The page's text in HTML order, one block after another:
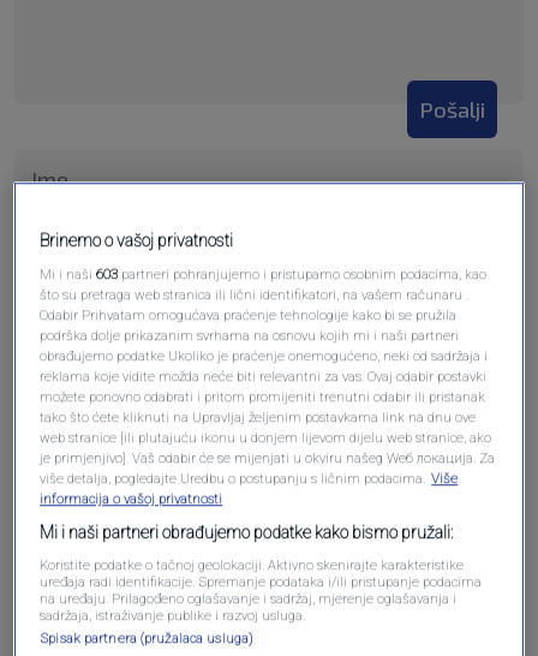
Pošalji
Oglas
Brinemo o vašoj privatnosti
Mi i naši603 partneri pohranjujemo i pristupamo osobnim podacima, kao
što su pretraga web stranica ili lični identifikatori, na vašem računaru .
Odabir Prihvatam omogućava praćenje tehnologije kako bi se pružila
podrška dolje prikazanim svrhama na osnovu kojih mi i naši partneri
obrađujemo podatke Ukoliko je praćenje onemogućeno, neki od sadržaja i
reklama koje vidite možda neće biti relevantni za vas. Ovaj odabir postavki
možete ponovno odabrati i pritom promijeniti trenutni odabir ili pristanak
tako što ćete kliknuti na Upravljaj željenim postavkama link na dnu ove
web stranice [ili plutajuću ikonu u donjem lijevom dijelu web stranice, ako
je primjenjivo]. Vaš odabir će se mijenjati u okviru našeg Wеб локација. Za
više detalja, pogledajte Uredbu o postupanju s ličnim podacima. Više
informacija o vašoj privatnosti
Mi i naši partneri obrađujemo podatke kako bismo pružali:
Koristite podatke o tačnoj geolokaciji. Aktivno skenirajte karakteristike
uređaja radi identifikacije. Spremanje podataka i/ili pristupanje podacima
na uređaju. Prilagođeno oglašavanje i sadržaj, mjerenje oglašavanja i
sadržaja, istraživanje publike i razvoj usluga.
Spisak partnera (pružalaca usluga)